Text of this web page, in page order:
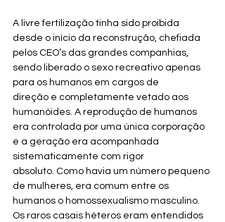
A livre fertilização tinha sido proibida
desde o início da reconstrução, chefiada
pelos CEO’s das grandes companhias,
sendo liberado o sexo recreativo apenas
para os humanos em cargos de
direção e completamente vetado aos
humanóides. A reprodução de humanos
era controlada por uma única corporação
e a geração era acompanhada
sistematicamente com rigor
absoluto. Como havia um número pequeno
de mulheres, era comum entre os
humanos o homossexualismo masculino.
Os raros casais héteros eram entendidos